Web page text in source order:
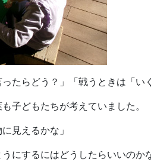
たらどう？」「戦うときは「い
子どもたちが考えていました。
見えるかな」
にするにはどうしたらいいのか